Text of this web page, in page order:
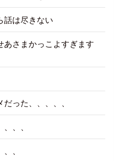
話は尽きない
あさまかっこよすぎます
った、、、、、
、、
、